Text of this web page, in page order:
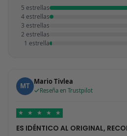
5 estrellas
4 estrellas
3 estrellas
2 estrellas
1 estrella
MT Mario Tivlea
Reseña en Trustpilot
★ ★ ★ ★ ★
ES IDÉNTICO AL ORIGINAL,